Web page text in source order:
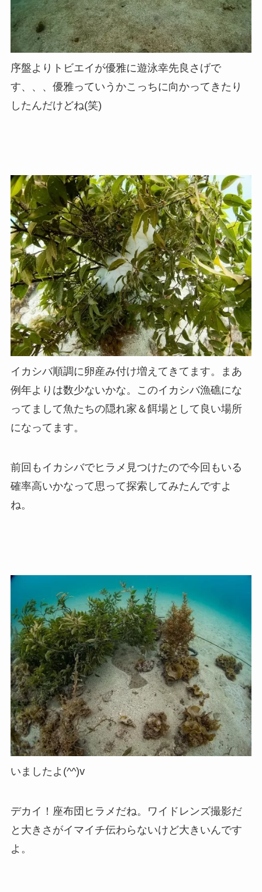
序盤よりトビエイが優雅に遊泳幸先良さげで
す、、、優雅っていうかこっちに向かってきたり
したんだけどね(笑)
イカシバ順調に卵産み付け増えてきてます。まあ
例年よりは数少ないかな。このイカシバ漁礁にな
ってまして魚たちの隠れ家＆餌場として良い場所
になってます。
前回もイカシバでヒラメ見つけたので今回もいる
確率高いかなって思って探索してみたんですよ
ね。
いましたよ(^^)v
デカイ！座布団ヒラメだね。ワイドレンズ撮影だ
と大きさがイマイチ伝わらないけど大きいんです
よ。